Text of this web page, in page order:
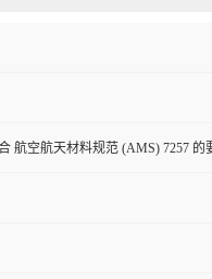
航空航天材料规范 (AMS) 7257 的